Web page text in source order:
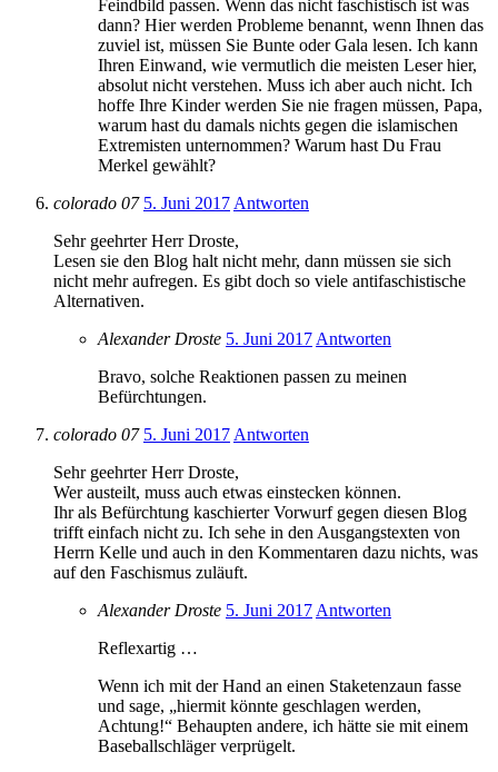
Feindbild passen. Wenn das nicht faschistisch ist was
dann? Hier werden Probleme benannt, wenn Ihnen das
zuviel ist, müssen Sie Bunte oder Gala lesen. Ich kann
Ihren Einwand, wie vermutlich die meisten Leser hier,
absolut nicht verstehen. Muss ich aber auch nicht. Ich
hoffe Ihre Kinder werden Sie nie fragen müssen, Papa,
warum hast du damals nichts gegen die islamischen
Extremisten unternommen? Warum hast Du Frau
Merkel gewählt?
colorado 07 5. Juni 2017 Antworten
Sehr geehrter Herr Droste,
Lesen sie den Blog halt nicht mehr, dann müssen sie sich
nicht mehr aufregen. Es gibt doch so viele antifaschistische
Alternativen.
Alexander Droste 5. Juni 2017 Antworten
Bravo, solche Reaktionen passen zu meinen
Befürchtungen.
colorado 07 5. Juni 2017 Antworten
Sehr geehrter Herr Droste,
Wer austeilt, muss auch etwas einstecken können.
Ihr als Befürchtung kaschierter Vorwurf gegen diesen Blog
trifft einfach nicht zu. Ich sehe in den Ausgangstexten von
Herrn Kelle und auch in den Kommentaren dazu nichts, was
auf den Faschismus zuläuft.
Alexander Droste 5. Juni 2017 Antworten
Reflexartig …
Wenn ich mit der Hand an einen Staketenzaun fasse
und sage, „hiermit könnte geschlagen werden,
Achtung!“ Behaupten andere, ich hätte sie mit einem
Baseballschläger verprügelt.